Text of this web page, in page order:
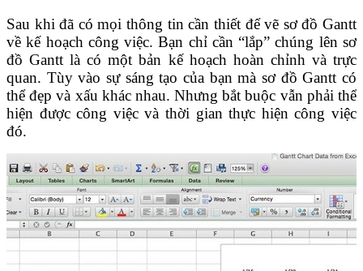
Sau khi đã có mọi thông tin cần thiết để vẽ sơ đồ Gantt
về kế hoạch công việc. Bạn chỉ cần “lắp” chúng lên sơ
đồ Gantt là có một bản kế hoạch hoàn chỉnh và trực
quan. Tùy vào sự sáng tạo của bạn mà sơ đồ Gantt có
thể đẹp và xấu khác nhau. Nhưng bắt buộc vẫn phải thể
hiện được công việc và thời gian thực hiện công việc
đó.